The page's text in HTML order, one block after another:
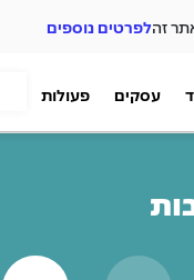
זהלפרטים נוספים
עסקים פעולות